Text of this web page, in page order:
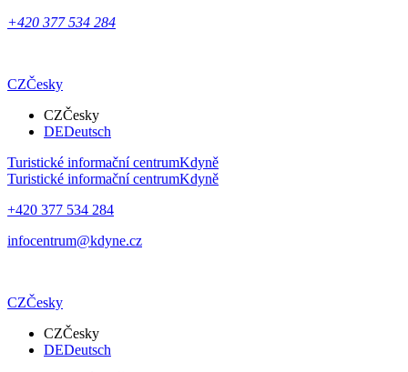
+420 377 534 284
CZČesky
CZČesky
DEDeutsch
Turistické informační centrumKdyně
Turistické informační centrumKdyně
+420 377 534 284
infocentrum@kdyne.cz
CZČesky
CZČesky
DEDeutsch